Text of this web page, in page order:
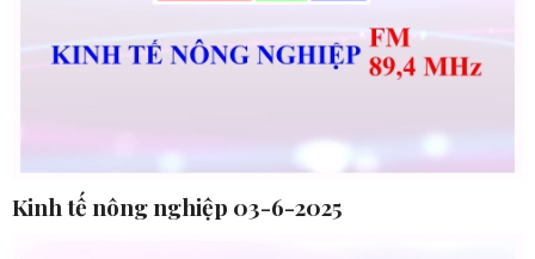
Kinh tế nông nghiệp 03-6-2025